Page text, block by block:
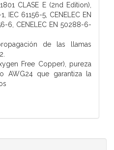
CLASE E (2nd Edition),
IEC 61156-5, CENELEC EN
6, CENELEC EN 50288-6-
de las llamas
Free Copper), pureza
AWG24 que garantiza la